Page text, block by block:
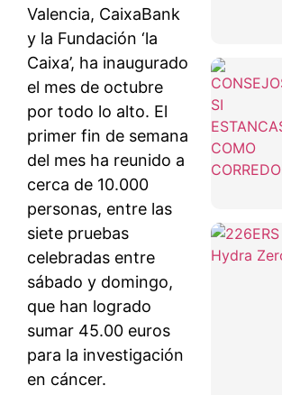
Valencia, CaixaBank
y la Fundación ‘la
Caixa’, ha inaugurado
el mes de octubre
por todo lo alto. El
primer fin de semana
del mes ha reunido a
cerca de 10.000
personas, entre las
siete pruebas
celebradas entre
sábado y domingo,
que han logrado
sumar 45.00 euros
para la investigación
en cáncer.